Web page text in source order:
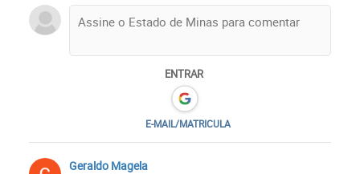
ENTRAR
E-MAIL/MATRICULA
Geraldo Magela